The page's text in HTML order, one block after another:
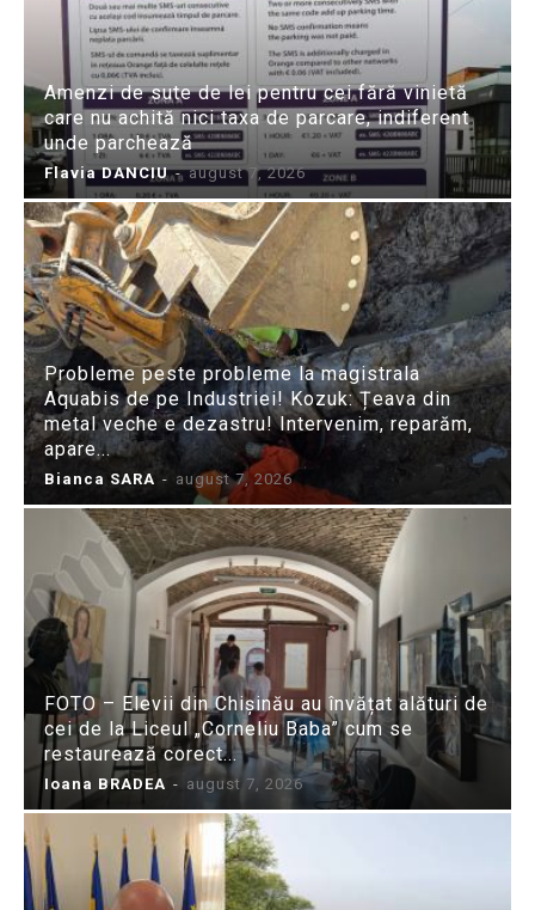
Amenzi de sute de lei pentru cei fără vinietă
care nu achită nici taxa de parcare, indiferent
unde parchează
Flavia DANCIU - august 7, 2026
Probleme peste probleme la magistrala
Aquabis de pe Industriei! Kozuk: Țeava din
metal veche e dezastru! Intervenim, reparăm,
apare...
Bianca SARA - august 7, 2026
FOTO – Elevii din Chișinău au învățat alături de
cei de la Liceul „Corneliu Baba” cum se
restaurează corect...
Ioana BRADEA - august 7, 2026